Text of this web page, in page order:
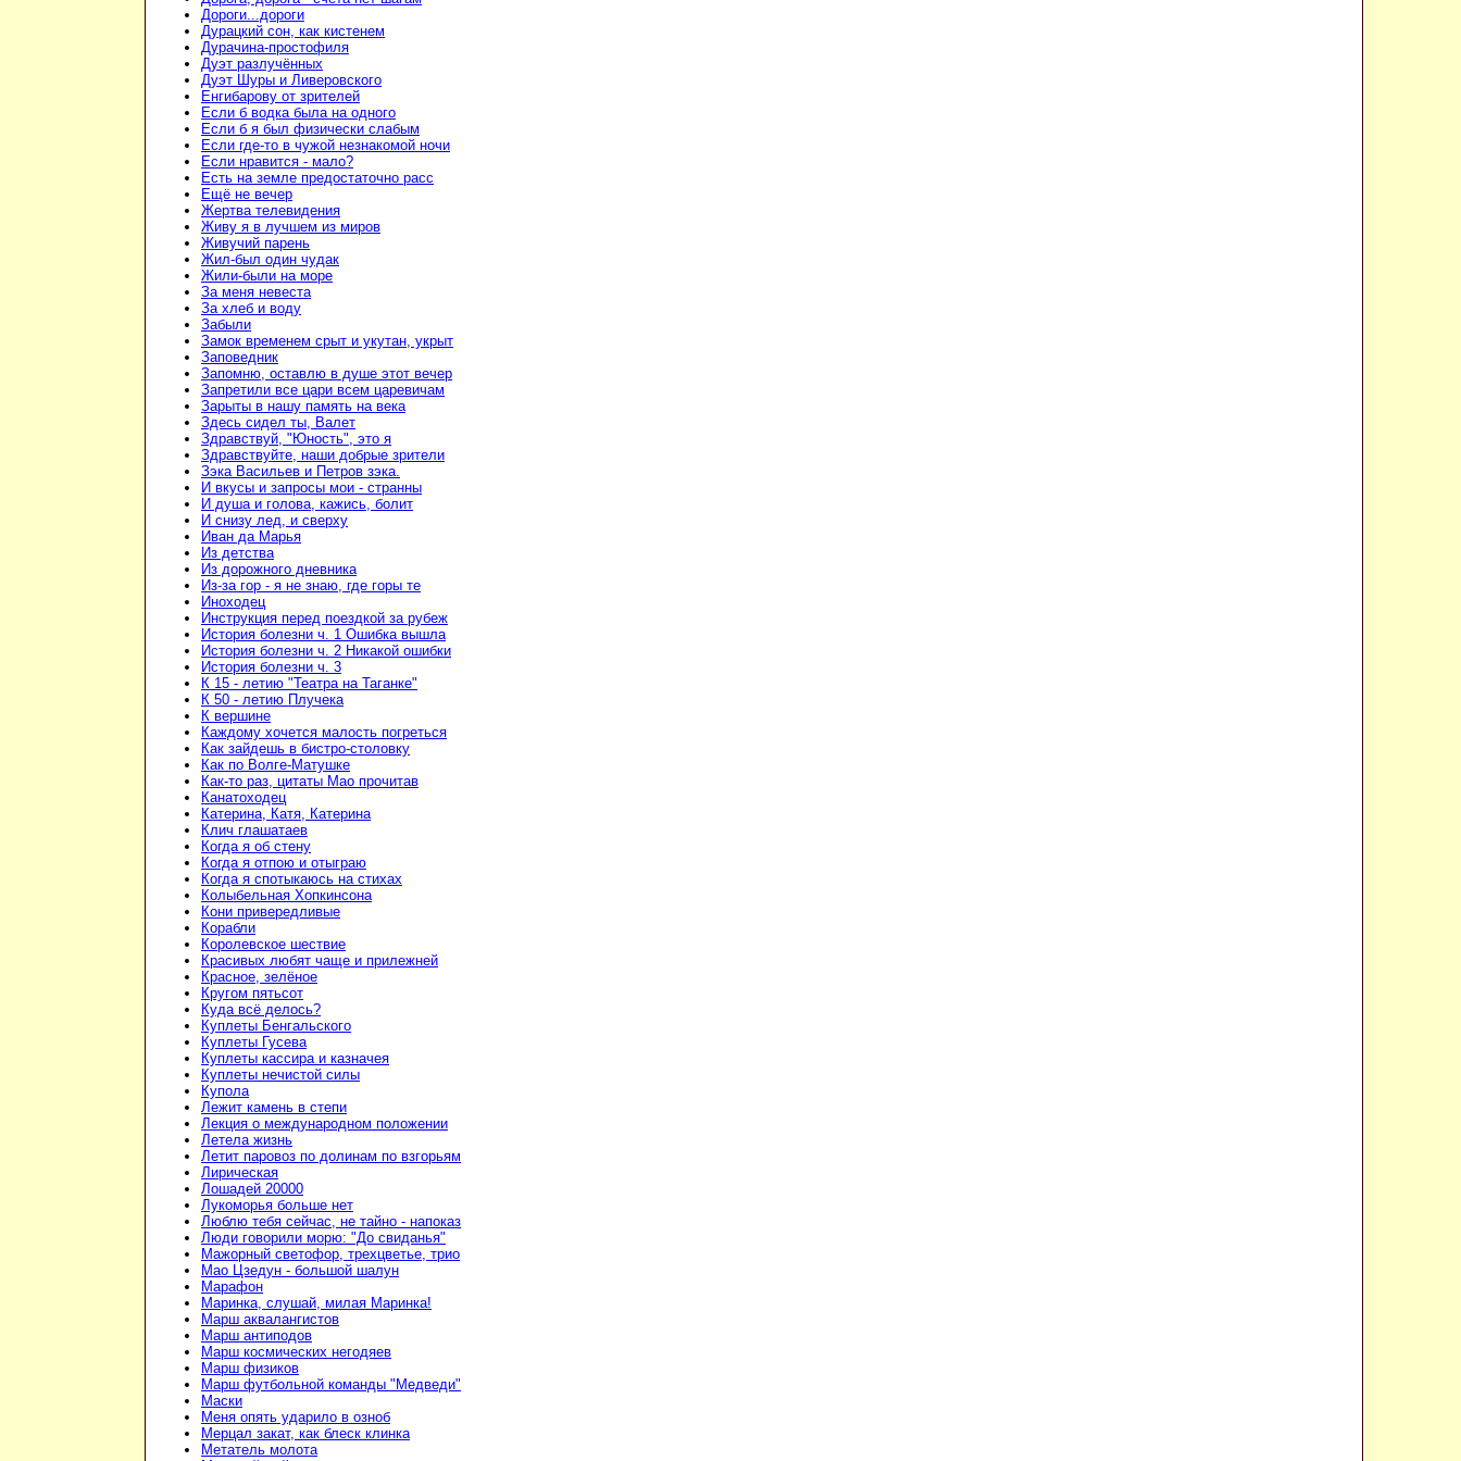
Дороги...дороги
Дурацкий сон, как кистенем
Дурачина-простофиля
Дуэт разлучённых
Дуэт Шуры и Ливеровского
Енгибарову от зрителей
Если б водка была на одного
Если б я был физически слабым
Если где-то в чужой незнакомой ночи
Если нравится - мало?
Есть на земле предостаточно расс
Ещё не вечер
Жертва телевидения
Живу я в лучшем из миров
Живучий парень
Жил-был один чудак
Жили-были на море
За меня невеста
За хлеб и воду
Забыли
Замок временем срыт и укутан, укрыт
Заповедник
Запомню, оставлю в душе этот вечер
Запретили все цари всем царевичам
Зарыты в нашу память на века
Здесь сидел ты, Валет
Здравствуй, "Юность", это я
Здравствуйте, наши добрые зрители
Зэка Васильев и Петров зэка.
И вкусы и запросы мои - странны
И душа и голова, кажись, болит
И снизу лед, и сверху
Иван да Марья
Из детства
Из дорожного дневника
Из-за гор - я не знаю, где горы те
Иноходец
Инструкция перед поездкой за рубеж
История болезни ч. 1 Ошибка вышла
История болезни ч. 2 Никакой ошибки
История болезни ч. 3
К 15 - летию "Театра на Таганке"
К 50 - летию Плучека
К вершине
Каждому хочется малость погреться
Как зайдешь в бистро-столовку
Как по Волге-Матушке
Как-то раз, цитаты Мао прочитав
Канатоходец
Катерина, Катя, Катерина
Клич глашатаев
Когда я об стену
Когда я отпою и отыграю
Когда я спотыкаюсь на стихах
Колыбельная Хопкинсона
Кони привередливые
Корабли
Королевское шествие
Красивых любят чаще и прилежней
Красное, зелёное
Кругом пятьсот
Куда всё делось?
Куплеты Бенгальского
Куплеты Гусева
Куплеты кассира и казначея
Куплеты нечистой силы
Купола
Лежит камень в степи
Лекция о международном положении
Летела жизнь
Летит паровоз по долинам по взгорьям
Лирическая
Лошадей 20000
Лукоморья больше нет
Люблю тебя сейчас, не тайно - напоказ
Люди говорили морю: "До свиданья"
Мажорный светофор, трехцветье, трио
Мао Цзедун - большой шалун
Марафон
Маринка, слушай, милая Маринка!
Марш аквалангистов
Марш антиподов
Марш космических негодяев
Марш физиков
Марш футбольной команды "Медведи"
Маски
Меня опять ударило в озноб
Мерцал закат, как блеск клинка
Метатель молота